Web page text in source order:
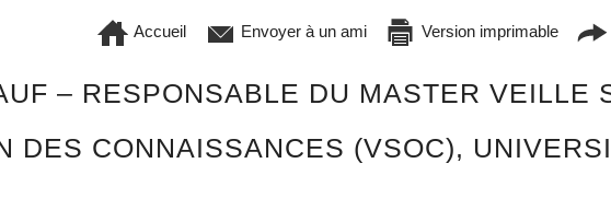
Accueil Envoyer à un ami Version imprimable
– RESPONSABLE DU MASTER VEILLE
DES CONNAISSANCES (VSOC),